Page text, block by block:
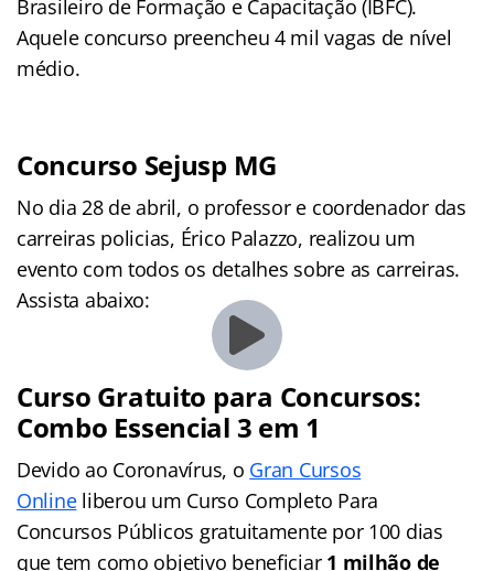
Brasileiro de Formação e Capacitação (IBFC).
Aquele concurso preencheu 4 mil vagas de nível
médio.
Concurso Sejusp MG
No dia 28 de abril, o professor e coordenador das
carreiras policias, Érico Palazzo, realizou um
evento com todos os detalhes sobre as carreiras.
Assista abaixo:
Curso Gratuito para Concursos:
Combo Essencial 3 em 1
Devido ao Coronavírus, o Gran Cursos
Onlineliberou um Curso Completo Para
Concursos Públicos gratuitamente por 100 dias
que tem como objetivo beneficiar 1 milhão de